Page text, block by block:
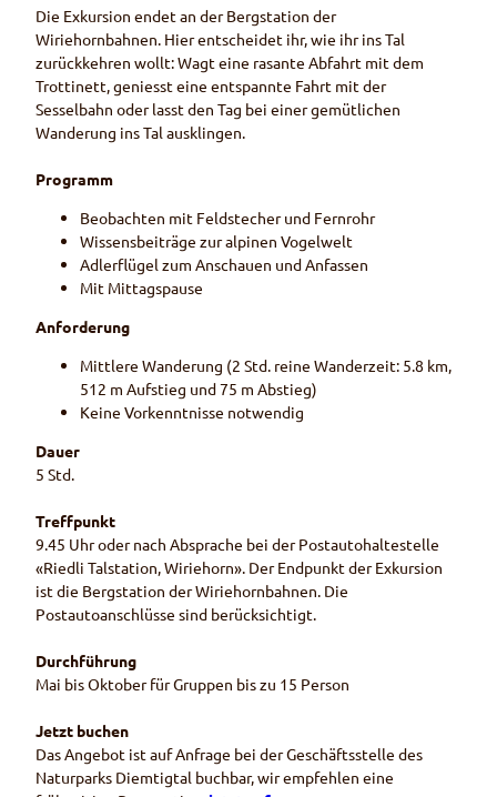
Die Exkursion endet an der Bergstation der
Wiriehornbahnen. Hier entscheidet ihr, wie ihr ins Tal
zurückkehren wollt: Wagt eine rasante Abfahrt mit dem
Trottinett, geniesst eine entspannte Fahrt mit der
Sesselbahn oder lasst den Tag bei einer gemütlichen
Wanderung ins Tal ausklingen.
Programm
Beobachten mit Feldstecher und Fernrohr
Wissensbeiträge zur alpinen Vogelwelt
Adlerflügel zum Anschauen und Anfassen
Mit Mittagspause
Anforderung
Mittlere Wanderung (2 Std. reine Wanderzeit: 5.8 km,
512 m Aufstieg und 75 m Abstieg)
Keine Vorkenntnisse notwendig
Dauer
5 Std.
Treffpunkt
9.45 Uhr oder nach Absprache bei der Postautohaltestelle
«Riedli Talstation, Wiriehorn». Der Endpunkt der Exkursion
ist die Bergstation der Wiriehornbahnen. Die
Postautoanschlüsse sind berücksichtigt.
Durchführung
Mai bis Oktober für Gruppen bis zu 15 Person
Jetzt buchen
Das Angebot ist auf Anfrage bei der Geschäftsstelle des
Naturparks Diemtigtal buchbar, wir empfehlen eine